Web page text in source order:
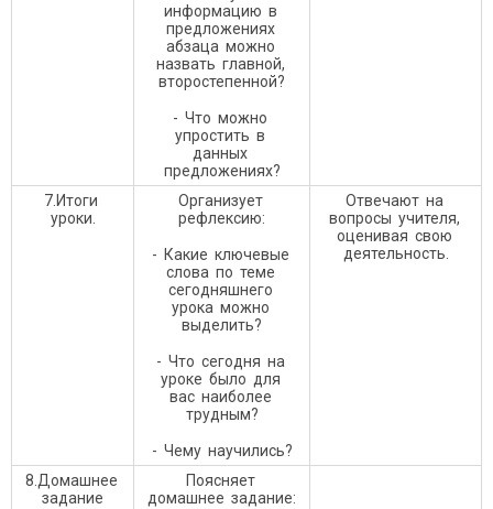
информацию в
предложениях
абзаца можно
назвать главной,
второстепенной?
- Что можно
упростить в
данных
предложениях?
7.Итоги
уроки.
Организует
рефлексию:
- Какие ключевые
слова по теме
сегодняшнего
урока можно
выделить?
- Что сегодня на
уроке было для
вас наиболее
трудным?
- Чему научились?
Отвечают на
вопросы учителя,
оценивая свою
деятельность.
8.Домашнее
задание
Поясняет
домашнее задание: